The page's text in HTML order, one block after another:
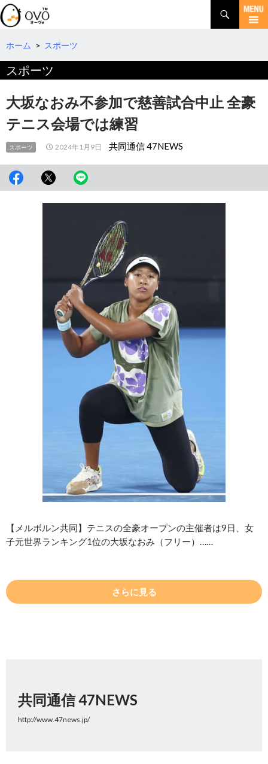
検
索
コ
テ
へ
動
ホーム > スポーツ
スポーツ
大坂なおみ不参加で慈善試合中止 全豪
テニス会場では練習
スポーツ 2024年1月9日 共同通信 47NEWS
【メルボルン共同】テニスの全豪オープンの主催者は9日、女
子元世界ランキング1位の大坂なおみ（フリー）……
さらに見る
共同通信 47NEWS
http://www.47news.jp/